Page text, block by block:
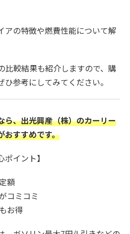
アの特徴や燃費性能について解
比較結果も紹介しますので、購
参考にしてみてください。
ら、出光興産（株）のカーリー
おすすめです。
ポイント】
額
コミコミ
お得